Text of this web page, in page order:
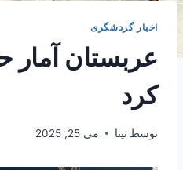
اخبار گردشگری
عربستان آمار
کرد
توسط تینا می 25, 2025